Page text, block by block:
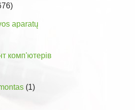
aparatų
комп'ютерів
(1)